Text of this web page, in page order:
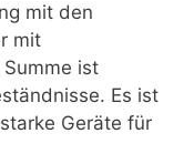
mit den
mit
ist
Es ist
Geräte für